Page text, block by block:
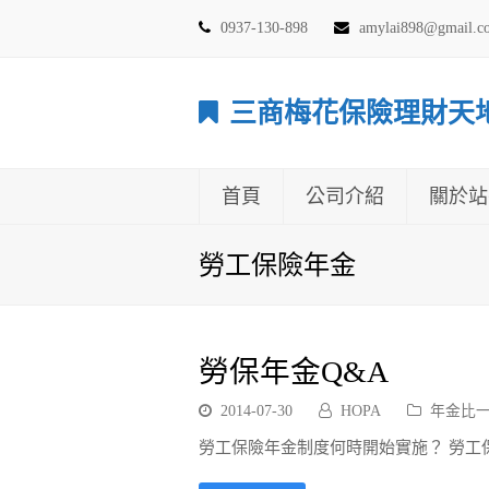
0937-130-898
三商梅花保險理財天
首頁 公司介紹 關於
勞工保險年金
勞保年金Q&A
2014-07-30 HOPA 年金比
勞工保險年金制度何時開始實施？ 勞